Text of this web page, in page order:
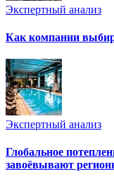
Экспертный анализ
Как компании
Экспертный анализ
Глобальное
завоёвывают